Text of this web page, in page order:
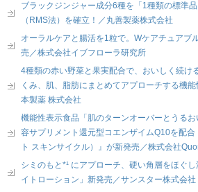
ブラックジンジャー成分6種を「1種類の標準
（RMS法）を確立！／丸善製薬株式会社
オーラルケアと腸活を1粒で。Wケアチュアブ
売／株式会社イブフローラ研究所
4種類の赤い野菜と果実配合で、おいしく続け
くみ、肌、脂肪にまとめてアプローチする機
本製薬 株式会社
機能性表示食品「肌のターンオーバーとうる
容サプリメント還元型コエンザイムQ10を配
ト スキンサイクル）』が新発売／株式会社
シミのもと*¹ にアプローチ、硬い角層をほぐ
イトローション」新発売／サンスター株式会社